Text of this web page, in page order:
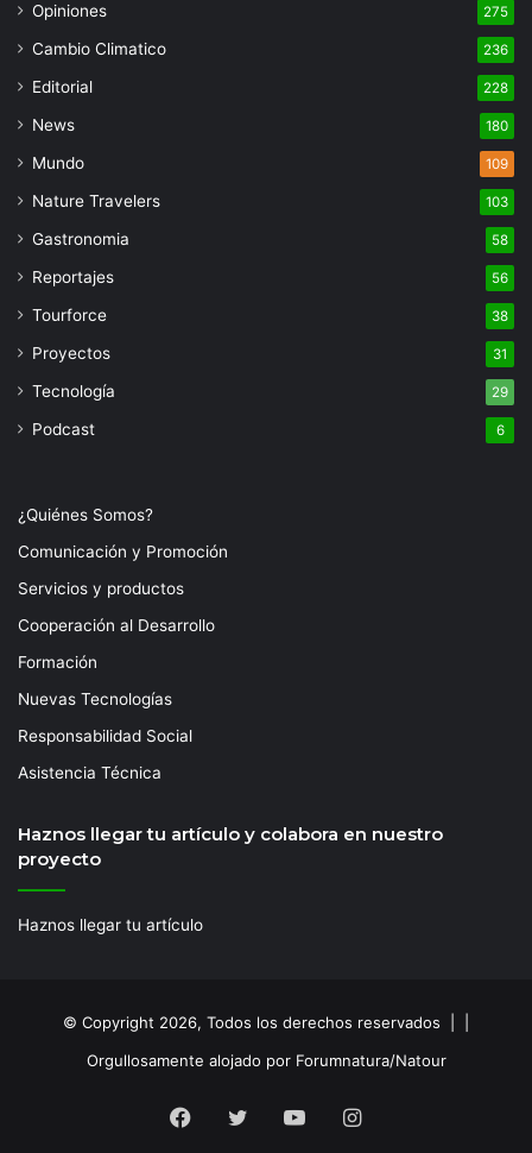
Opiniones 275
Cambio Climatico 236
Editorial 228
News 180
Mundo 109
Nature Travelers 103
Gastronomia 58
Reportajes 56
Tourforce 38
Proyectos 31
Tecnología 29
Podcast 6
¿Quiénes Somos?
Comunicación y Promoción
Servicios y productos
Cooperación al Desarrollo
Formación
Nuevas Tecnologías
Responsabilidad Social
Asistencia Técnica
Haznos llegar tu artículo y colabora en nuestro
proyecto
Haznos llegar tu artículo
© Copyright 2026, Todos los derechos reservados | |
Orgullosamente alojado por Forumnatura/Natour
Facebook
TwitterYouTubeInstagram